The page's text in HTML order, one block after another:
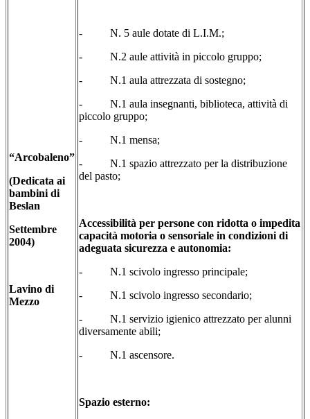
“Arcobaleno”
(Dedicata ai
bambini di
Beslan
Settembre
2004)
Lavino di
Mezzo
- N. 5 aule dotate di L.I.M.;
- N.2 aule attività in piccolo gruppo;
- N.1 aula attrezzata di sostegno;
- N.1 aula insegnanti, biblioteca, attività di
piccolo gruppo;
- N.1 mensa;
- N.1 spazio attrezzato per la distribuzione
del pasto;
Accessibilità per persone con ridotta o impedita
capacità motoria o sensoriale in condizioni di
adeguata sicurezza e autonomia:
- N.1 scivolo ingresso principale;
- N.1 scivolo ingresso secondario;
- N.1 servizio igienico attrezzato per alunni
diversamente abili;
- N.1 ascensore.
Spazio esterno: